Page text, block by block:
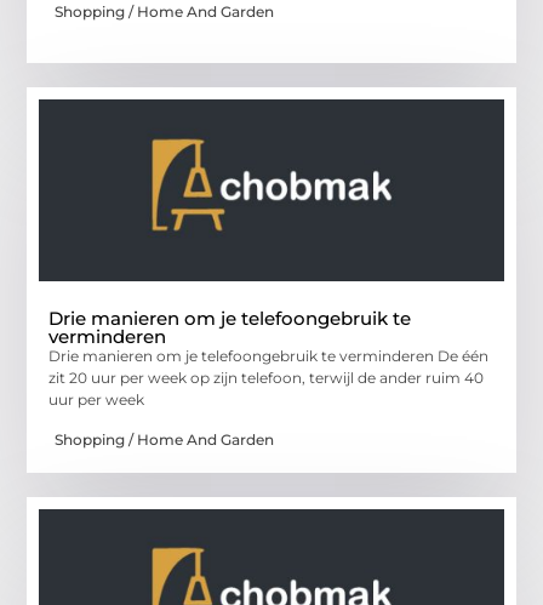
Shopping / Home And Garden
Drie manieren om je telefoongebruik te
verminderen
Drie manieren om je telefoongebruik te verminderen De één
zit 20 uur per week op zijn telefoon, terwijl de ander ruim 40
uur per week
Shopping / Home And Garden